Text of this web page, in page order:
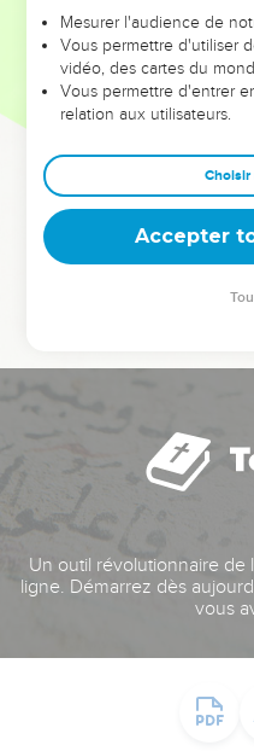
leur foi ou leur vision. Mais
et les saisons difficiles qu'ils
sont elles qui
Dans cette conférence,
clés pour avancer avec
deviennent vos tremplins.
équipe, un groupe ou une
Un outil révolutionnaire
ligne. Démarrez dès
vous
Mesurer l'audience de
Vous permettre d'utiliser
vidéo, des cartes du
Vous permettre d'entrer
relation aux utilisateurs.
Choisir
Accepter